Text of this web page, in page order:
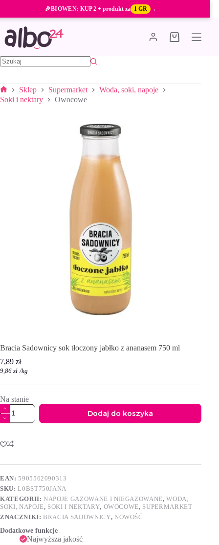
treści
🎉BIOWEN: KUP 2 + produkt za 1 GR →
Koszyk
Strona
Sklep Supermarket
Woda, soki, napoje
Soki i nektary
Owocowe
Bracia Sadownicy sok tłoczony jabłko z ananasem 750 ml
7,89 zł
9,86 zł /kg
Na stanie
ilość
Bracia
Sadownicy
tłoczony
jabłko
ananasem
ml
Dodaj do koszyka
t
r
a
t
i
v
e
EAN:5905562090313
SKU:L0BST750JANA
KATEGORII:NAPOJE GAZOWANE I NIEGAZOWANE,WODA,
SOKI, NAPOJE, SOKI I NEKTARY, OWOCOWE, SUPERMARKET
ZNACZNIKI:BRACIA SADOWNICY, NOWOŚĆ
Dodatkowe funkcje
Najwyższa jakość